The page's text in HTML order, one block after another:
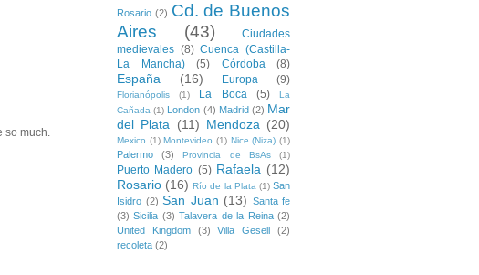
so much.
Rosario (2) Cd. de Buenos
Aires
(43)
Ciudades
medievales (8) Cuenca (Castilla-
La Mancha)
(5) Córdoba (8)
España (16) Europa (9)
Florianópolis (1) La Boca (5)
La
Cañada (1) London (4) Madrid (2) Mar
del Plata (11) Mendoza (20)
Mexico (1) Montevideo (1) Nice (Niza) (1)
Palermo (3) Provincia de BsAs (1)
Puerto Madero (5) Rafaela (12)
Rosario (16) Río de la Plata (1) San
Isidro (2) San Juan (13) Santa fe
(3) Sicilia (3) Talavera de la Reina (2)
United Kingdom
(3) Villa Gesell
(2)
recoleta (2)